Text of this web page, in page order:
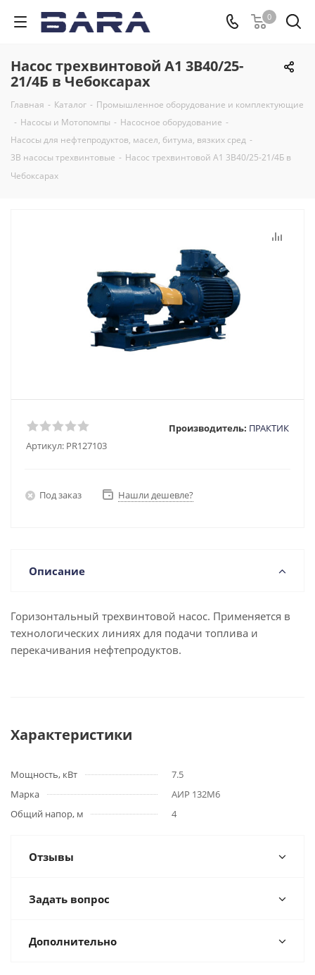
0
Насос трехвинтовой А1 3В40/25-
21/4Б в Чебоксарах
Главная - Каталог - Промышленное оборудование и комплектующие
- Насосы и Мотопомпы - Насосное оборудование -
Насосы для нефтепродуктов, масел, битума, вязких сред -
3В насосы трехвинтовые - Насос трехвинтовой А1 3В40/25-21/4Б в
Чебоксарах
Артикул: PR127103
Производитель: ПРАКТИК
Под заказ Нашли дешевле?
Описание
Горизонтальный трехвинтовой насос. Применяется в
технологических линиях для подачи топлива и
перекачивания нефтепродуктов.
Характеристики
Мощность, кВт
7.5
Марка
АИР 132М6
Общий напор, м
4
Отзывы
Задать вопрос
Дополнительно